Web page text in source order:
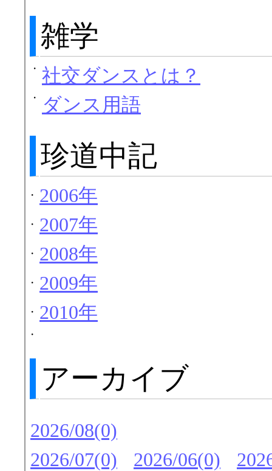
雑学
・ 社交ダンスとは？
・ ダンス用語
珍道中記
・ 2006年
・ 2007年
・ 2008年
・ 2009年
・ 2010年
・
アーカイブ
2026/08(0)
2026/07(0)
2026/06(0)